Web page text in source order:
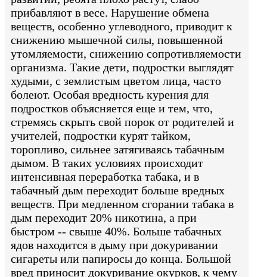
прибавляют в весе. Нарушение обмена
веществ, особенно углеводного, приводит к
снижению мышечной силы, повышенной
утомляемости, снижению сопротивляемости
организма. Такие дети, подростки выглядят
худыми, с землистым цветом лица, часто
болеют. Особая вредность курения для
подростков объясняется еще и тем, что,
стремясь скрыть свой порок от родителей и
учителей, подростки курят тайком,
торопливо, сильнее затягиваясь табачным
дымом. В таких условиях происходит
интенсивная переработка табака, и в
табачный дым переходит больше вредных
веществ. При медленном сгорании табака в
дым переходит 20% никотина, а при
быстром -- свыше 40%. Больше табачных
ядов находится в дыму при докуривании
сигареты или папиросы до конца. Большой
вред приносит докуривание окурков, к чему